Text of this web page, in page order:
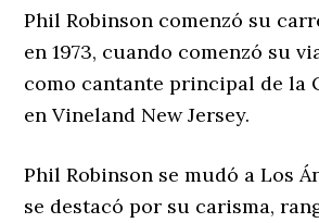
Phil Robinson comenzó su
en 1973, cuando comenzó su
como cantante principal de la
en Vineland New Jersey.
Phil Robinson se mudó a Los
se destacó por su carisma,